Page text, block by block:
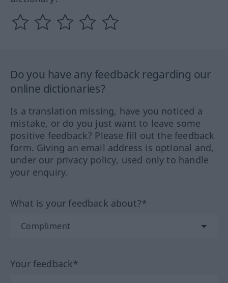
Do you have any feedback regarding our
online dictionaries?
Is a translation missing, have you noticed a
mistake, or do you just want to leave some
positive feedback? Please fill out the feedback
form. Giving an email address is optional and,
under our privacy policy, used only to handle
your enquiry.
What is your feedback about?*
Your feedback*